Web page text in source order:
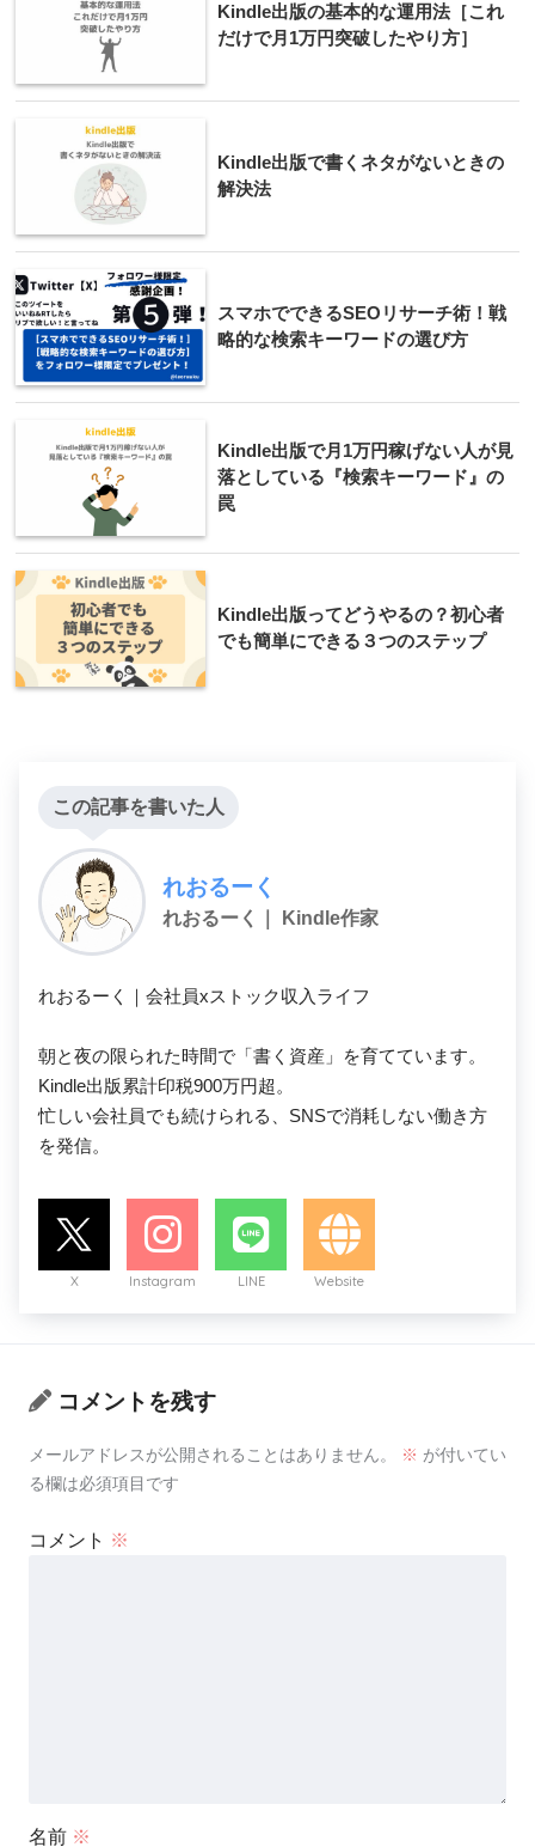
Kindle出版の基本的な運用法［これ
だけで月1万円突破したやり方］
Kindle出版で書くネタがないときの
解決法
スマホでできるSEOリサーチ術！戦
略的な検索キーワードの選び方
Kindle出版で月1万円稼げない人が見
落としている『検索キーワード』の
罠
Kindle出版ってどうやるの？初心者
でも簡単にできる３つのステップ
この記事を書いた人
れおるーく
れおるーく｜ Kindle作家
れおるーく｜会社員xストック収入ライフ
朝と夜の限られた時間で「書く資産」を育てています。
Kindle出版累計印税900万円超。
忙しい会社員でも続けられる、SNSで消耗しない働き方
を発信。
X Instagram LINE Website
コメントを残す
メールアドレスが公開されることはありません。 ※ が付いてい
る欄は必須項目です
コメント ※
名前 ※